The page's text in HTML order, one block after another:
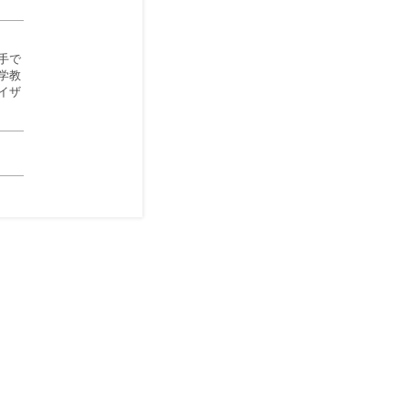
で
教
ザ